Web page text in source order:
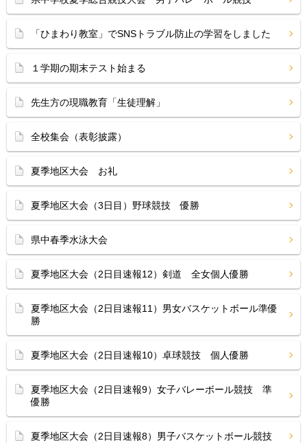
「ひまわり教室」でSNSトラブル防止の学習をしました
１学期の期末テスト始まる
先生方の現職教育「生徒理解」
全校集会（表彰披露）
夏季地区大会 お礼
夏季地区大会（3日目）野球競技 優勝
県中春季水泳大会
夏季地区大会（2日目速報12）剣道 全女個人優勝
夏季地区大会（2日目速報11）男女バスケットボール準優
勝
夏季地区大会（2日目速報10）卓球競技 個人優勝
夏季地区大会（2日目速報9）女子バレーボール競技 準
優勝
夏季地区大会（2日目速報8）男子バスケットボール競技